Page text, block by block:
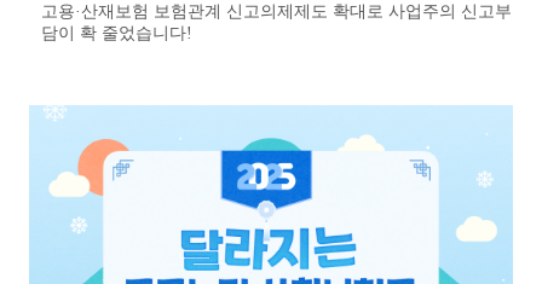
고용·산재보험 보험관계 신고의제제도 확대로 사업주의 신고부
담이 확 줄었습니다!